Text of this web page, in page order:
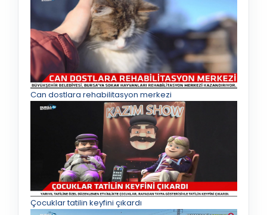
Can dostlara rehabilitasyon merkezi
Çocuklar tatilin keyfini çıkardı